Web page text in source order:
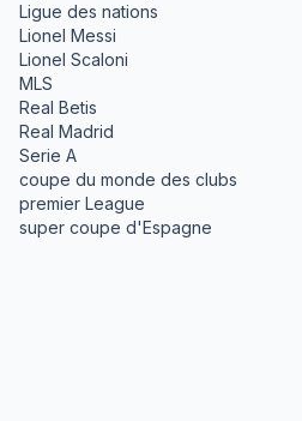
Ligue des nations
Lionel Messi
Lionel Scaloni
MLS
Real Betis
Real Madrid
Serie A
coupe du monde des clubs
premier League
super coupe d'Espagne